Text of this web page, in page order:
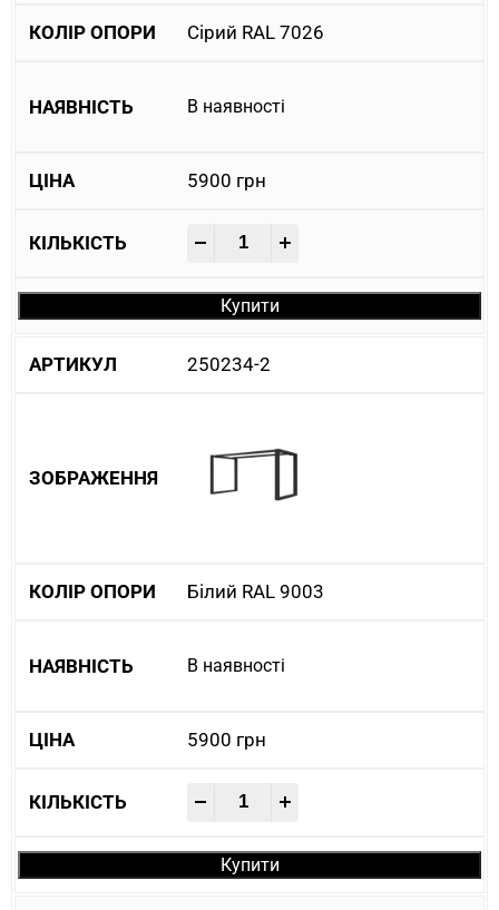
Сірий RAL 7026
В наявності
5900 грн
Купити
250234-2
Білий RAL 9003
В наявності
5900 грн
Купити